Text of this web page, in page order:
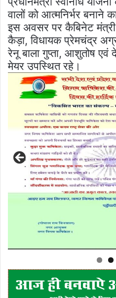
वालों को आत्मनिर्भर बनाने
इस अवसर पर कैबिनेट मंत्री
कैड़ा, विधायक प्रेमचंद्र
रेनू बाला गुप्ता, आशुतोष एवं
मेयर उपस्थित रहे।